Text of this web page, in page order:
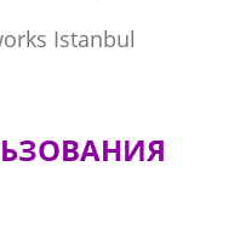
Istanbul